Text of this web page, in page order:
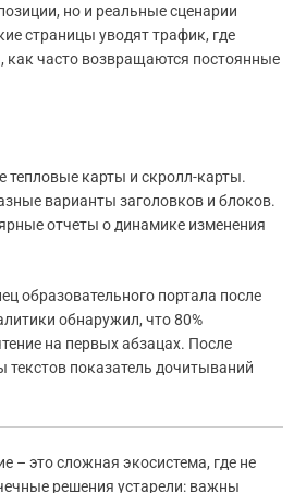
но и реальные сценарии
страницы уводят трафик, где
как часто возвращаются постоянные
тепловые карты и скролл-карты.
варианты заголовков и блоков.
отчеты о динамике изменения
образовательного портала после
обнаружил, что 80%
на первых абзацах. После
текстов показатель дочитываний
– это сложная экосистема, где не
решения устарели: важны